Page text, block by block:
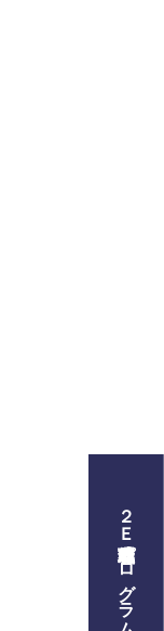
２Ｅ式管理職養成プログラム